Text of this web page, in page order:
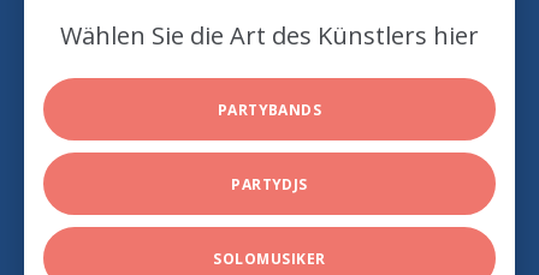
Wählen Sie die Art des Künstlers hier
PARTYBANDS
PARTYDJS
SOLOMUSIKER